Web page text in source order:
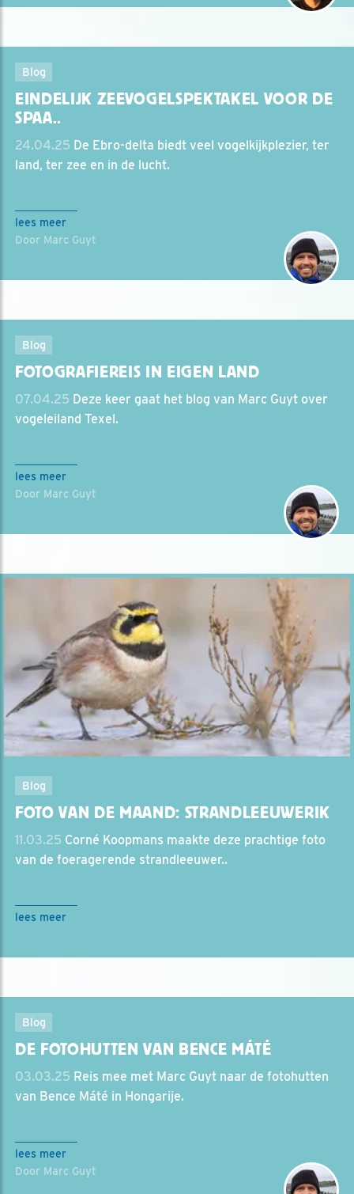
Blog
EINDELIJK ZEEVOGELSPEKTAKEL VOOR DE
SPAA..
24.04.25 De Ebro-delta biedt veel vogelkijkplezier, ter
land, ter zee en in de lucht.
lees meer
Door Marc Guyt
Blog
FOTOGRAFIEREIS IN EIGEN LAND
07.04.25 Deze keer gaat het blog van Marc Guyt over
vogeleiland Texel.
lees meer
Door Marc Guyt
Blog
FOTO VAN DE MAAND: STRANDLEEUWERIK
11.03.25 Corné Koopmans maakte deze prachtige foto
van de foeragerende strandleeuwer..
lees meer
Blog
DE FOTOHUTTEN VAN BENCE MÁTÉ
03.03.25 Reis mee met Marc Guyt naar de fotohutten
van Bence Máté in Hongarije.
lees meer
Door Marc Guyt